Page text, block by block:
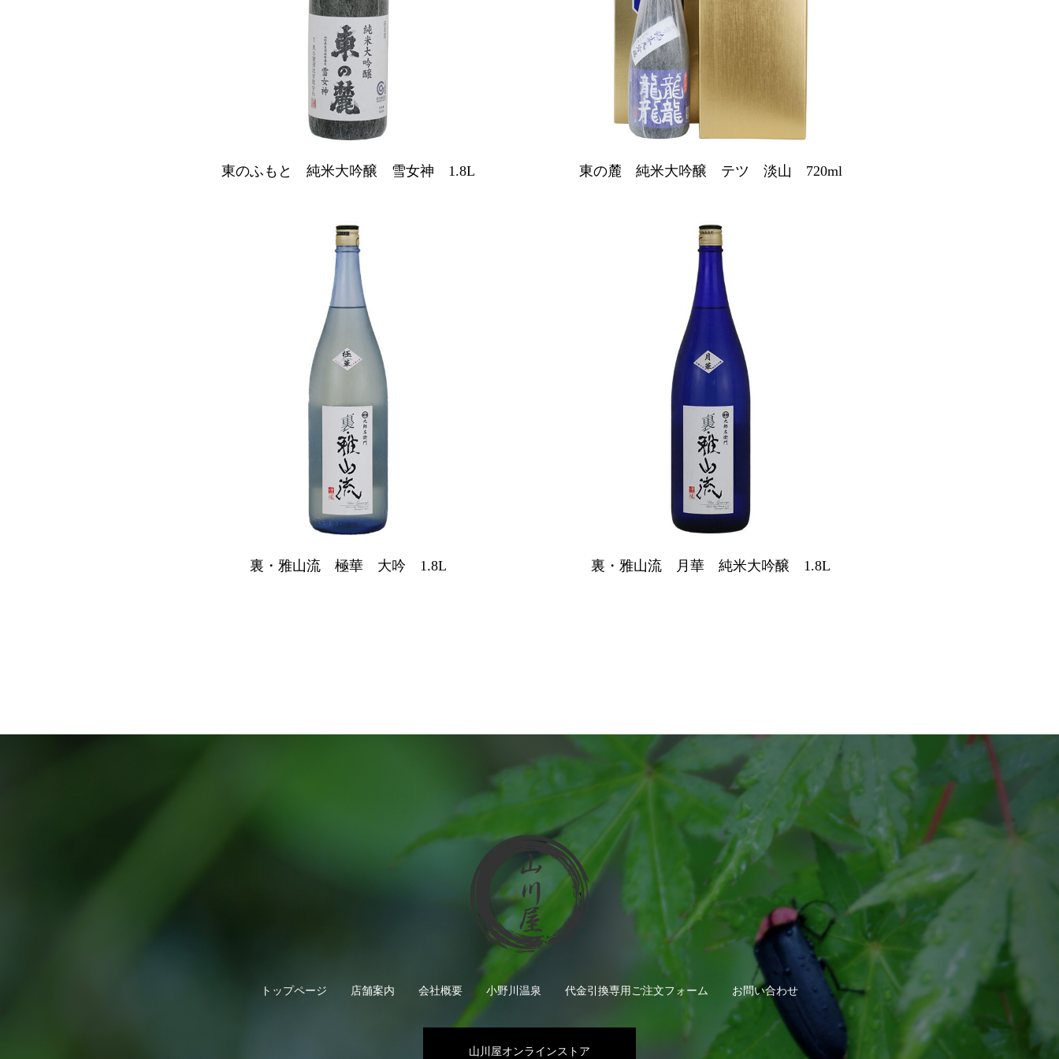
東のふもと 純米大吟醸 雪女神 1.8L 東の麓 純米大吟醸 テツ 淡山 720ml
裏・雅山流 極華 大吟 1.8L 裏・雅山流 月華 純米大吟醸 1.8L
トップページ 店舗案内 会社概要 小野川温泉 代金引換専用ご注文フォーム お問い合わせ
山川屋オンラインストア